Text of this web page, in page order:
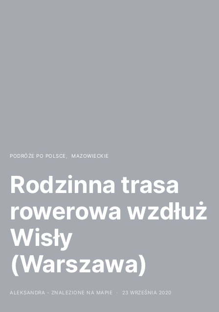
PODRÓŻE PO POLSCE MAZOWIECKIE
Rodzinna trasa
rowerowa wzdłuż
Wisły
(Warszawa)
ALEKSANDRA - ZNALEZIONE NA MAPIE 23 WRZEŚNIA 2020